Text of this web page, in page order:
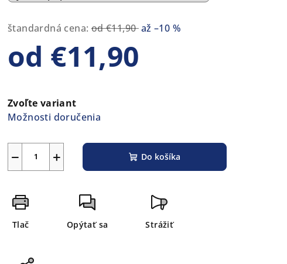
štandardná cena: od €11,90až –10 %
od €11,90
cena:
Zvoľte variant
Možnosti doručenia
+
− Do košíka
Tlač Opýtať sa Strážiť